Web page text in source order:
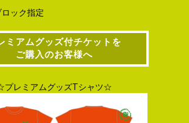
ック指定
ミアムグッズ付チケットを
ご購入のお客様へ
ミアムグッズ付チケットを
ご購入のお客様へ
プレミアムグッズTシャツ☆